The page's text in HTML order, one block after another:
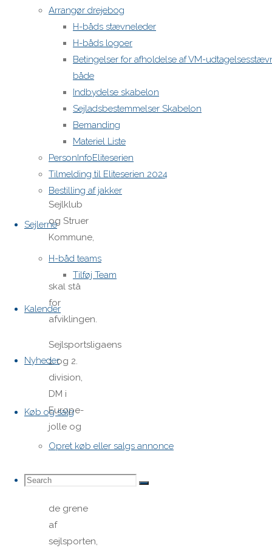
Arrangør drejebog
H-båds stævneleder
H-båds logoer
Betingelser for afholdelse af VM-
både
Indbydelse skabelon
Sejladsbestemmelser Skabelon
Bemanding
Materiel Liste
PersonInfoEliteserien
Tilmelding til Eliteserien 2024
Bestilling af jakker
Sejlerne
H-båd teams
Tilføj Team
Kalender
Nyheder
Køb og salg
Opret køb eller salgs annonce
Search
Search
Search
værtskabet
for VM i
2021 og
stævnet
er nu af
foreningen
Danske
H-båds
Sejlere
blevet
tildelt til
Struer
Sejlklub
og Struer
Kommune,
som
sammen
skal stå
for
afviklingen.
Sejlsportsligaens
1. og 2.
division,
DM i
Europe-
jolle og
distancesejladsen
Fjorden er
de grene
af
sejlsporten,